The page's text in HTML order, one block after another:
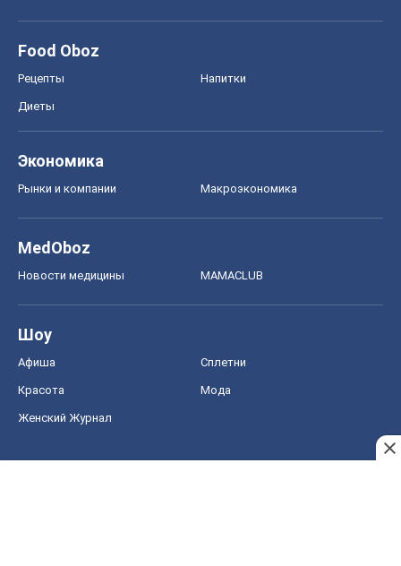
Food Oboz
Рецепты Напитки
Диеты
Экономика
Рынки и компании Mакроэкономика
MedOboz
Новости медицины MAMACLUB
Шоу
Афиша Сплетни
Красота Мода
Женский Журнал